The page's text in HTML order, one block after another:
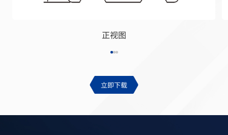
正视图
立即下载